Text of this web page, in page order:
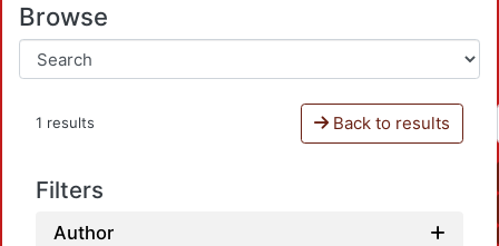
Browse
1 results Back to results
Filters
Author